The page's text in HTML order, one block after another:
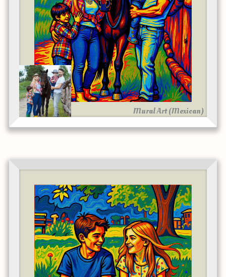
Mural Art (Mexican)